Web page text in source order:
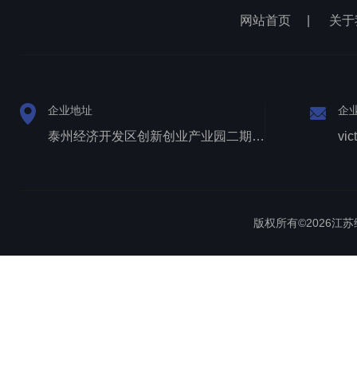
网站首页 关
企业地址
泰州经济开发区创新创业产业园二期1号厂房西侧三层
企
版权所有©2026江